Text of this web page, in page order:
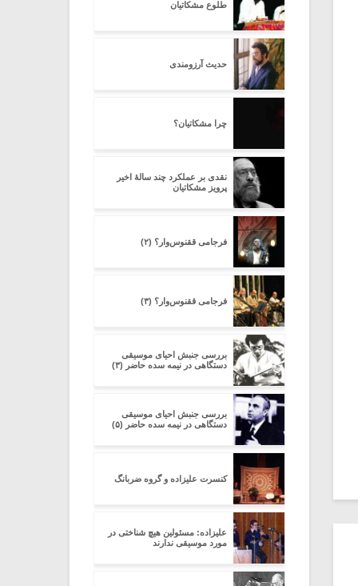
طلوع مشکاتیان
حدیث آرزومندی
چرا مشکاتیان؟
نقدی بر عملکرد چند سالۀ اخیر
پرویز مشکاتیان
فرجامی ققنوس‌وار؟ (۲)
فرجامی ققنوس‌وار؟ (۳)
بررسی جنبش احیای موسیقی
دستگاهی در نیمه سده‌ حاضر (۳)
بررسی جنبش احیای موسیقی
دستگاهی در نیمه سده‌ حاضر (۵)
کنسرت علیزاده و گروه ضربانگ
علیزاده: مسئولین هیچ شناختی در
مورد موسیقی ندارند